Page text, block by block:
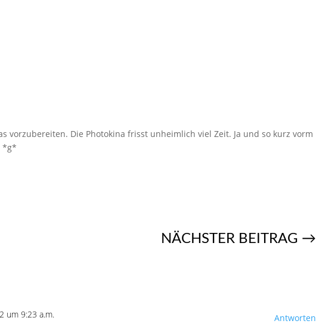
vorzubereiten. Die Photokina frisst unheimlich viel Zeit. Ja und so kurz vorm
*g*
NÄCHSTER BEITRAG →
um 9:23 a.m.
Antworten